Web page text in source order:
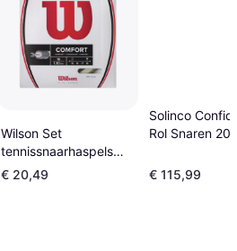
Wilson Set
tennissnaarhaspels
NXT Blanc
€ 20,49
Solinco
Rol Snaren
€ 115,99